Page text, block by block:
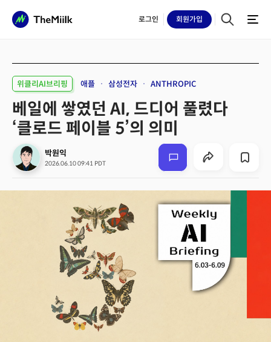
로그인 회원가입
위클리AI브리핑 애플 삼성전자 ANTHROPIC
베일에 쌓였던 AI, 드디어 풀렸다
‘클로드 페이블 5’의 의미
박원익
2026.06.10 09:41 PDT